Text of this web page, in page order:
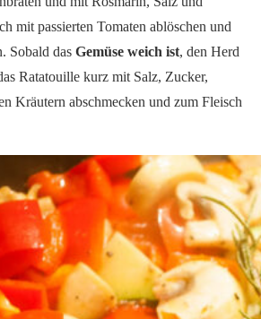
mit passierten Tomaten ablöschen und
Sobald das Gemüse weich ist, den Herd
Ratatouille kurz mit Salz, Zucker,
Kräutern abschmecken und zum Fleisch